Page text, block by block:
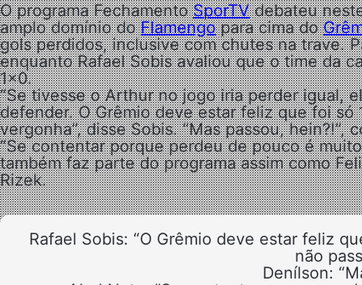
O programa FechamentoSporTVdebateu
amplo domínio doFlamengopara cima do
gols perdidos, inclusive com chutes na trave.
enquanto Rafael Sobis avaliou que o time da
1×0.
“Se tivesse o Arthur no jogo iria perder igual,
defender. O Grêmio deve estar feliz que foi
vergonha”, disse Sobis. “Mas passou,
“Se contentar porque perdeu de pouco é
também faz parte do programa assim como
Rizek.
Rafael Sobis: “O Grêmio deve estar feliz
não
Denílson: